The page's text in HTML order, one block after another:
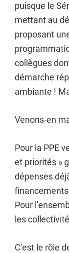
puisque le
mettant au
proposant
collègues
démarche
ambiante !
Venons-en
Pour la PPE
et priorités »
dépenses
Pour
les
C’est le rôle